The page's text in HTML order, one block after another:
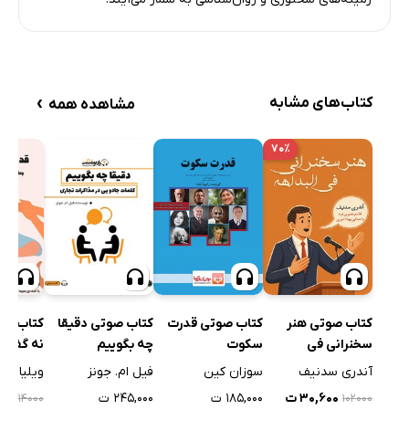
کتاب‌های مشابه مشاهده همه ›
۷۰٪
کتاب صوتی هنر
سخنرانی فی
البداهه
آندری سدنیف
۱۰۲۰۰۰ ۳۰,۶۰۰ ت
کتاب صوتی قدرت
سکوت
سوزان کین
۱۸۵,۰۰۰ ت
کتاب صوتی دقیقا
چه بگوییم
فیل ام. جونز
۲۴۵,۰۰۰ ت
کتاب
نه
ویلیام
۱۱۴۰۰۰